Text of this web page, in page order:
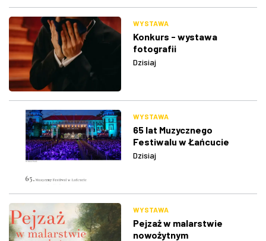
WYSTAWA
Konkurs - wystawa
fotografii
Dzisiaj
WYSTAWA
65 lat Muzycznego
Festiwalu w Łańcucie
Dzisiaj
WYSTAWA
Pejzaż w malarstwie
nowożytnym